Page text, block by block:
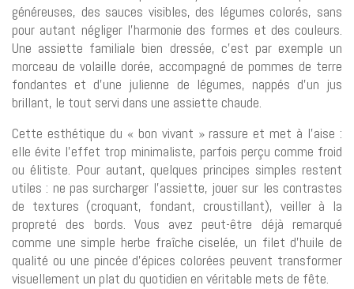
généreuses, des sauces visibles, des légumes colorés, sans
pour autant négliger l’harmonie des formes et des couleurs.
Une assiette familiale bien dressée, c’est par exemple un
morceau de volaille dorée, accompagné de pommes de terre
fondantes et d’une julienne de légumes, nappés d’un jus
brillant, le tout servi dans une assiette chaude.
Cette esthétique du « bon vivant » rassure et met à l’aise :
elle évite l’effet trop minimaliste, parfois perçu comme froid
ou élitiste. Pour autant, quelques principes simples restent
utiles : ne pas surcharger l’assiette, jouer sur les contrastes
de textures (croquant, fondant, croustillant), veiller à la
propreté des bords. Vous avez peut-être déjà remarqué
comme une simple herbe fraîche ciselée, un filet d’huile de
qualité ou une pincée d’épices colorées peuvent transformer
visuellement un plat du quotidien en véritable mets de fête.